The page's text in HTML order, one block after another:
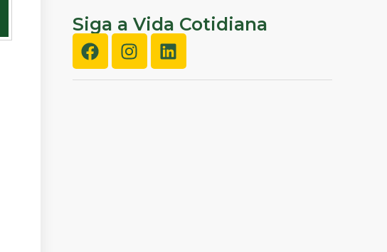
Siga a Vida Cotidiana